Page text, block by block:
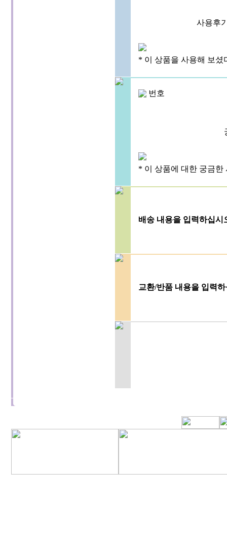
사용후
* 이 상품을 사용해 보
번호
* 이 상품에 대한 궁금
배송 내용을 입력하십시
교환/반품 내용을 입력